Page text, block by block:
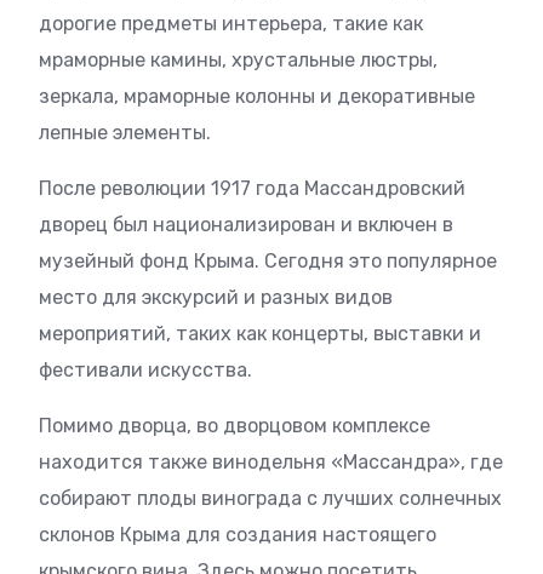
дорогие предметы интерьера, такие как
мраморные камины, хрустальные люстры,
зеркала, мраморные колонны и декоративные
лепные элементы.
После революции 1917 года Массандровский
дворец был национализирован и включен в
музейный фонд Крыма. Сегодня это популярное
место для экскурсий и разных видов
мероприятий, таких как концерты, выставки и
фестивали искусства.
Помимо дворца, во дворцовом комплексе
находится также винодельня «Массандра», где
собирают плоды винограда с лучших солнечных
склонов Крыма для создания настоящего